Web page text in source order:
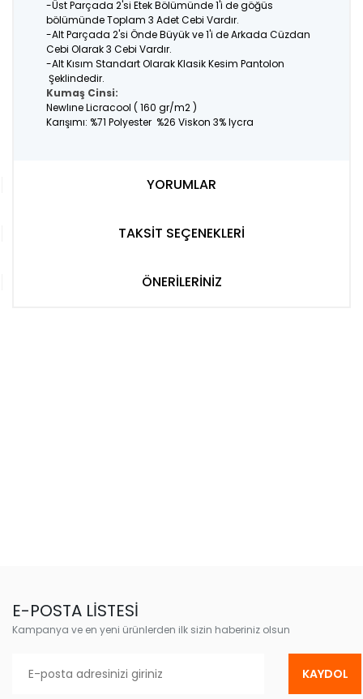
-Üst Parçada 2'si Etek Bölümünde 1'i de göğüs
bölümünde Toplam 3 Adet Cebi Vardır.
-Alt Parçada 2'si Önde Büyük ve 1'i de Arkada Cüzdan
Cebi Olarak 3 Cebi Vardır.
-Alt Kısım Standart Olarak Klasik Kesim Pantolon
Şeklindedir.
Kumaş Cinsi:
Newlıne Licracool ( 160 gr/m2 )
Karışımı: %71 Polyester %26 Viskon 3% lycra
YORUMLAR
TAKSİT SEÇENEKLERİ
ÖNERİLERİNİZ
E-POSTA LİSTESİ
Kampanya ve en yeni ürünlerden ilk sizin haberiniz olsun
KAYDOL